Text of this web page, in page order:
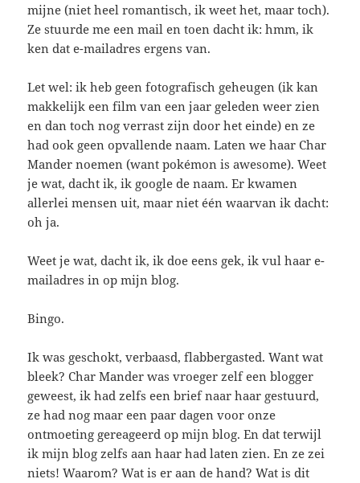
mijne (niet heel romantisch, ik weet het, maar toch).
Ze stuurde me een mail en toen dacht ik: hmm, ik
ken dat e-mailadres ergens van.
Let wel: ik heb geen fotografisch geheugen (ik kan
makkelijk een film van een jaar geleden weer zien
en dan toch nog verrast zijn door het einde) en ze
had ook geen opvallende naam. Laten we haar Char
Mander noemen (want pokémon is awesome). Weet
je wat, dacht ik, ik google de naam. Er kwamen
allerlei mensen uit, maar niet één waarvan ik dacht:
oh ja.
Weet je wat, dacht ik, ik doe eens gek, ik vul haar e-
mailadres in op mijn blog.
Bingo.
Ik was geschokt, verbaasd, flabbergasted. Want wat
bleek? Char Mander was vroeger zelf een blogger
geweest, ik had zelfs een brief naar haar gestuurd,
ze had nog maar een paar dagen voor onze
ontmoeting gereageerd op mijn blog. En dat terwijl
ik mijn blog zelfs aan haar had laten zien. En ze zei
niets! Waarom? Wat is er aan de hand? Wat is dit